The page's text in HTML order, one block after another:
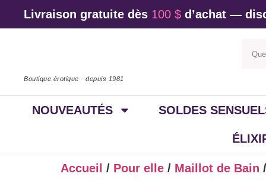
Livraison gratuite dès 100 $ d’achat —
Boutique érotique · depuis 1981
NOUVEAUTÉS SOLDES
Accueil / Pour elle / Maillot de Bain